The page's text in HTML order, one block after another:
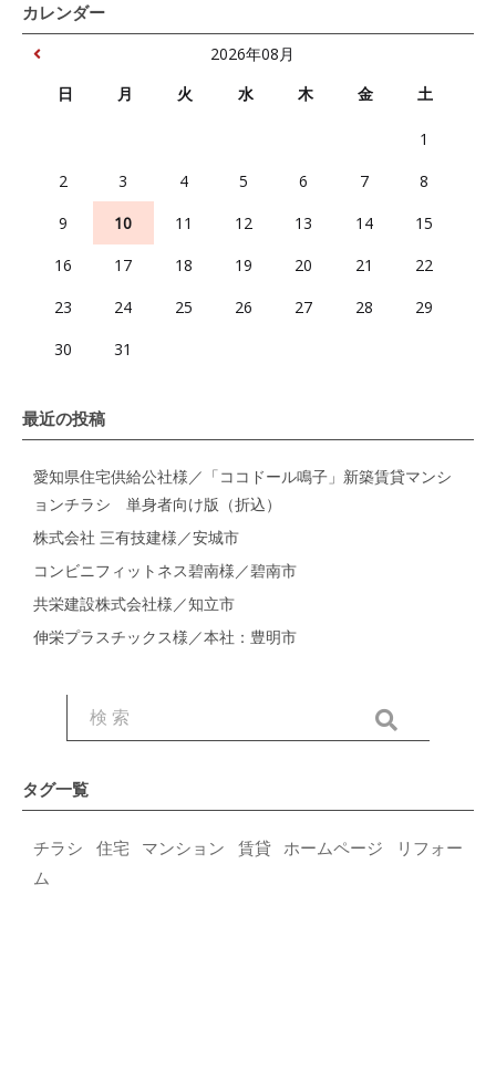
カレンダー
2026年08月
日
月 火 水 木 金 土
1
2
3 4 5 6 7
8
9
10 11 12 13 14
15
16
17 18 19 20 21
22
23
24 25 26 27 28
29
30
31
最近の投稿
愛知県住宅供給公社様／「ココドール鳴子」新築賃貸マンシ
ョンチラシ 単身者向け版（折込）
株式会社 三有技建様／安城市
コンビニフィットネス碧南様／碧南市
共栄建設株式会社様／知立市
伸栄プラスチックス様／本社：豊明市
タグ一覧
チラシ 住宅 マンション 賃貸 ホームページ
リフォー
ム